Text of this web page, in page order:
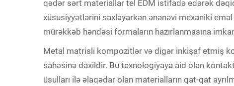
qədər sərt materiallar tel EDM istifadə edərək
xüsusiyyətlərini saxlayarkən ənənəvi mexaniki
mürəkkəb həndəsi formaların hazırlanmasına
Metal matrisli kompozitlər və digər inkişaf etmiş
sahəsinə daxildir. Bu texnologiyaya aid olan
üsulları ilə əlaqədar olan materialların qat-qat